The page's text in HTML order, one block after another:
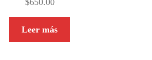
$650.00
Leer más